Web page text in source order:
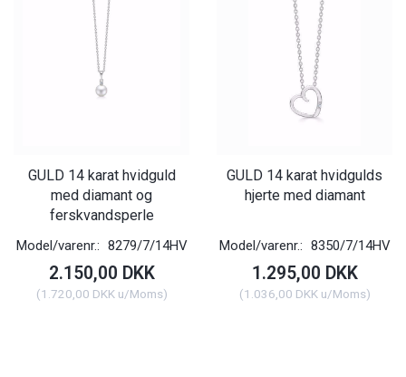
GULD 14 karat hvidguld
med diamant og
ferskvandsperle
Model/varenr.: 8279/7/14HV
2.150,00 DKK
(1.720,00 DKKu/Moms)
GULD 14 karat hvidgulds
hjerte med diamant
Model/varenr.: 8350/7/14HV
1.295,00 DKK
(1.036,00 DKKu/Moms)